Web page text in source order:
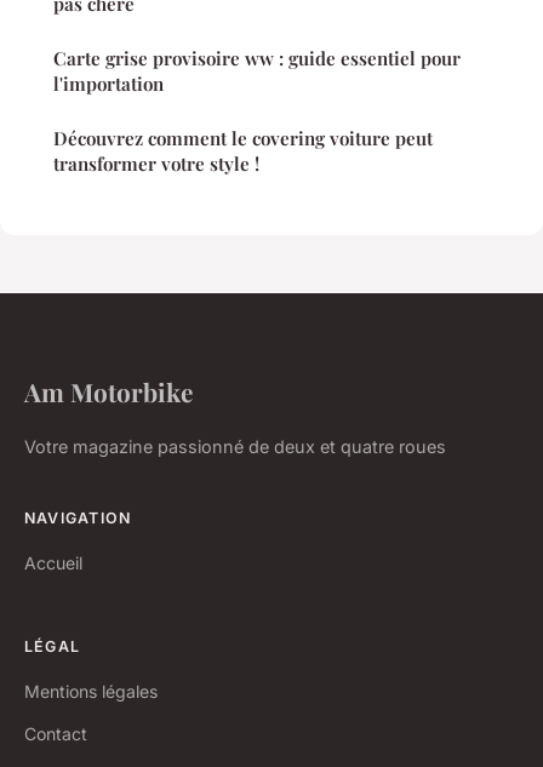
Carte grise provisoire ww : guide essentiel pour
l'importation
Découvrez comment le covering voiture peut
transformer votre style !
Am Motorbike
Votre magazine passionné de deux et quatre roues
NAVIGATION
Accueil
LÉGAL
Mentions légales
Contact